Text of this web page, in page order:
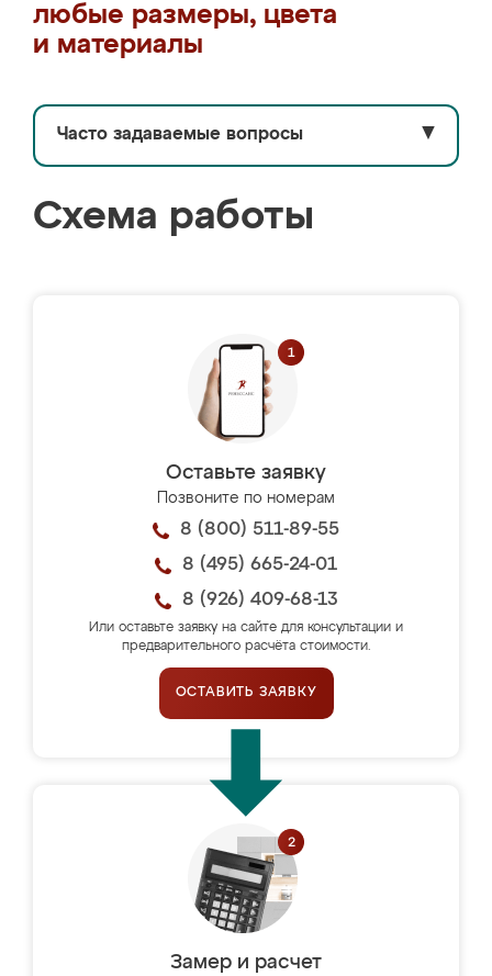
любые размеры, цвета
и материалы
Часто задаваемые вопросы ▼
Схема работы
Оставьте заявку
Позвоните по номерам
8 (800) 511-89-55
8 (495) 665-24-01
8 (926) 409-68-13
Или оставьте заявку на сайте для консультации и
предварительного расчёта стоимости.
ОСТАВИТЬ ЗАЯВКУ
Замер и расчет